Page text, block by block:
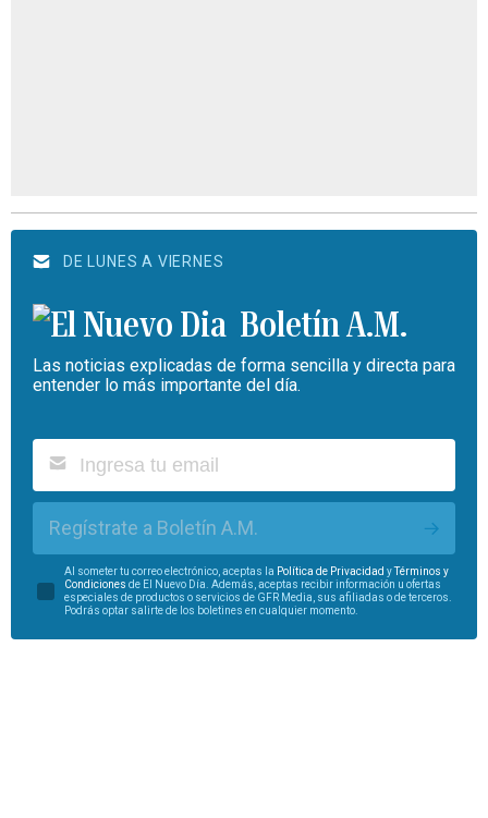
DE LUNES A VIERNES
Boletín A.M.
Las noticias explicadas de forma sencilla y directa para
entender lo más importante del día.
Regístrate a Boletín A.M.
Al someter tu correo electrónico, aceptas la Política de Privacidad y
Términos y
Condiciones de El Nuevo Día. Además, aceptas recibir información u ofertas
especiales de productos o servicios de GFR Media, sus afiliadas o de terceros.
Podrás optar salirte de los boletines en cualquier momento.